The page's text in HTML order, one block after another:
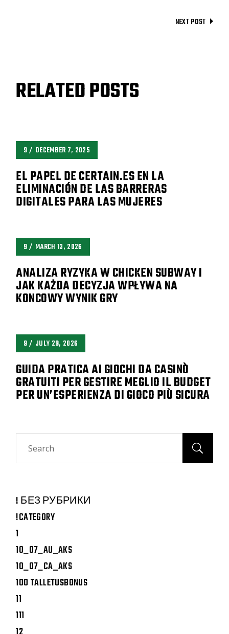
NEXT POST
RELATED POSTS
9 DECEMBER 7, 2025
EL PAPEL DE CERTAIN.ES EN LA
ELIMINACIÓN DE LAS BARRERAS
DIGITALES PARA LAS MUJERES
9 MARCH 13, 2026
ANALIZA RYZYKA W CHICKEN SUBWAY I
JAK KAŻDA DECYZJA WPŁYWA NA
KONCOWY WYNIK GRY
9 JULY 29, 2026
GUIDA PRATICA AI GIOCHI DA CASINÒ
GRATUITI PER GESTIRE MEGLIO IL BUDGET
PER UN’ESPERIENZA DI GIOCO PIÙ SICURA
Search
! БЕЗ РУБРИКИ
!CATEGORY
1
10_07_AU_AKS
10_07_CA_AKS
100 TALLETUSBONUS
11
111